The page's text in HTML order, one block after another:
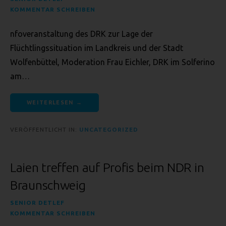
KOMMENTAR SCHREIBEN
nfoveranstaltung des DRK zur Lage der
Flüchtlingssituation im Landkreis und der Stadt
Wolfenbüttel, Moderation Frau Eichler, DRK im Solferino
am…
WEITERLESEN →
VERÖFFENTLICHT IN: UNCATEGORIZED
Laien treffen auf Profis beim NDR in
Braunschweig
SENIOR DETLEF
KOMMENTAR SCHREIBEN
verstehen gibt, dass sie mit der Verarbeitung der sie
NAME UND ANSCHRIFT DES FÜR DIE
VERARBEITUNG VERANTWORTLICHEN
Verantwortlicher im Sinne der Datenschutz-Grundverordnung,
geltenden Datenschutzgesetze und anderer Bestimmungen mit
datenschutzrechtlichem Charakter ist:
Seniorenredaktion Wolfenbüttel
38304 Wolfenbüttel - DE
Telefon: 05331-929763
E-Mail: